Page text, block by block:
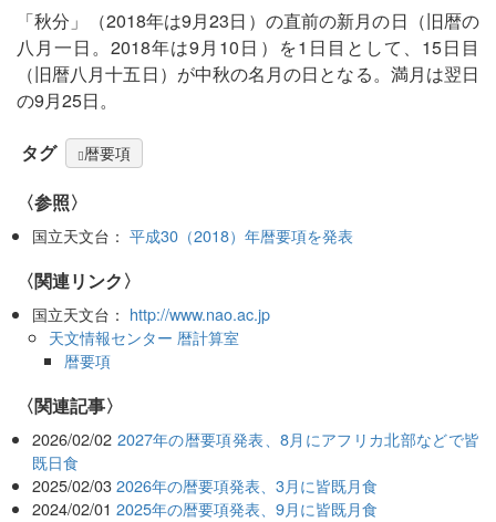
「秋分」（2018年は9月23日）の直前の新月の日（旧暦の
八月一日。2018年は9月10日）を1日目として、15日目
（旧暦八月十五日）が中秋の名月の日となる。満月は翌日
の9月25日。
タグ 暦要項
〈参照〉
国立天文台：平成30（2018）年暦要項を発表
〈関連リンク〉
国立天文台： http://www.nao.ac.jp
天文情報センター 暦計算室
暦要項
関連記事
2026/02/02 2027年の暦要項発表、8月にアフリカ北部などで皆
既日食
2025/02/03 2026年の暦要項発表、3月に皆既月食
2024/02/01 2025年の暦要項発表、9月に皆既月食